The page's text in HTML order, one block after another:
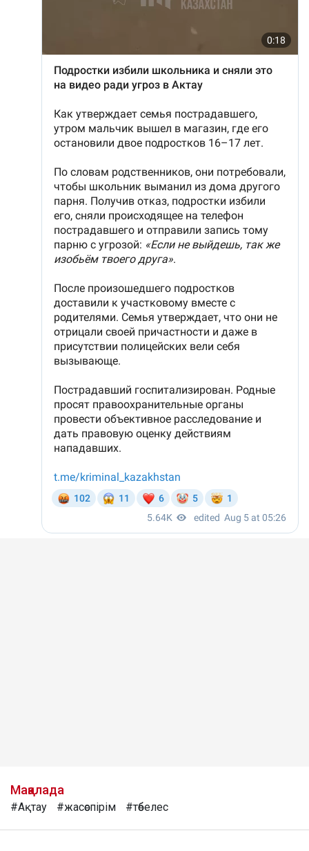
Мақалада
#Ақтау #жасөспірім #төбелес